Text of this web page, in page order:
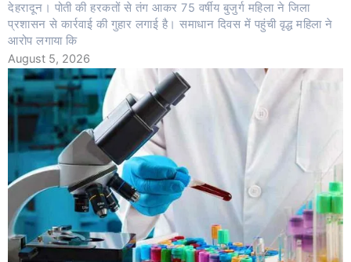
देहरादून। पोती की हरकतों से तंग आकर 75 वर्षीय बुजुर्ग महिला ने जिला
प्रशासन से कार्रवाई की गुहार लगाई है। समाधान दिवस में पहुंची वृद्ध महिला ने
आरोप लगाया कि
August 5, 2026